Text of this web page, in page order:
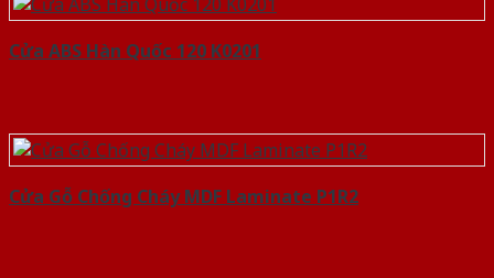
Cửa ABS Hàn Quốc 120 K0201
Cửa Gỗ Chống Cháy MDF Laminate P1R2